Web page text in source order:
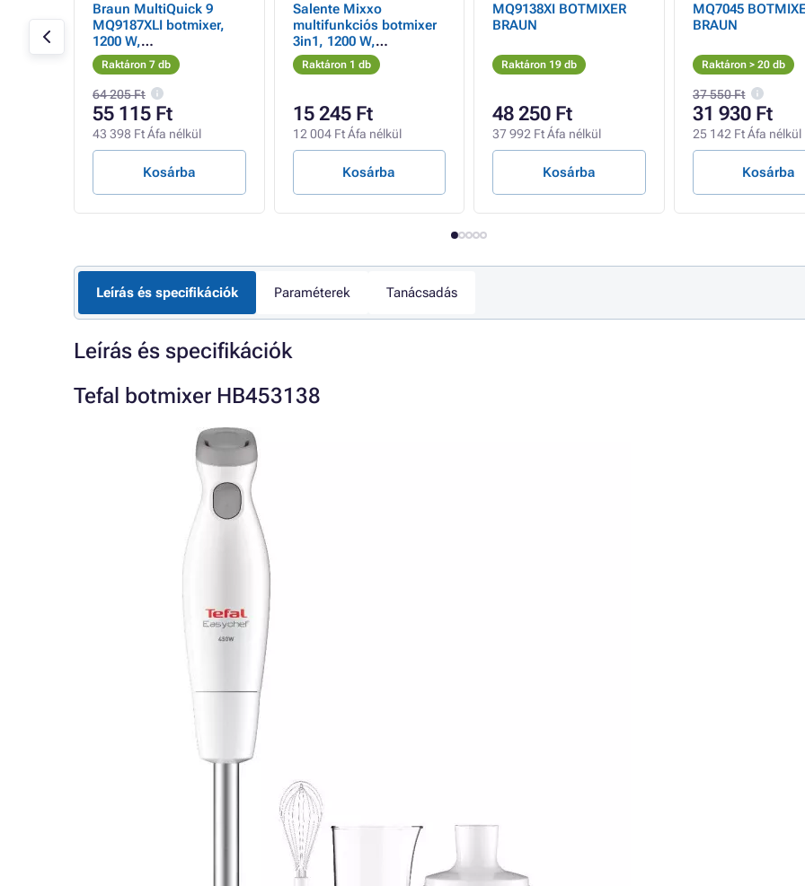
Braun MultiQuick 9
MQ9187XLI botmixer,
1200 W,
fokozatmentesen
állítható sebesség,
SplashControl
Raktáron 7 db
64 205 Ft
55 115 Ft
43 398 Ft Áfa nélkül
Kosárba
Salente Mixxo
multifunkciós botmixer
3in1, 1200 W,
rozsdamentes acél,
fekete
Raktáron 1 db
15 245 Ft
12 004 Ft Áfa nélkül
Kosárba
MQ9138XI BOTMIXER
BRAUN
Raktáron 19 db
48 250 Ft
37 992 Ft Áfa nélkül
Kosárba
MQ7045
BRAUN
Raktáron > 20 db
37 550 Ft
31 930 Ft
25 142 Ft Áfa nélkül
Kosárba
Leírás és specifikációk Paraméterek Tanácsadás
Leírás és specifikációk
Tefal botmixer HB453138